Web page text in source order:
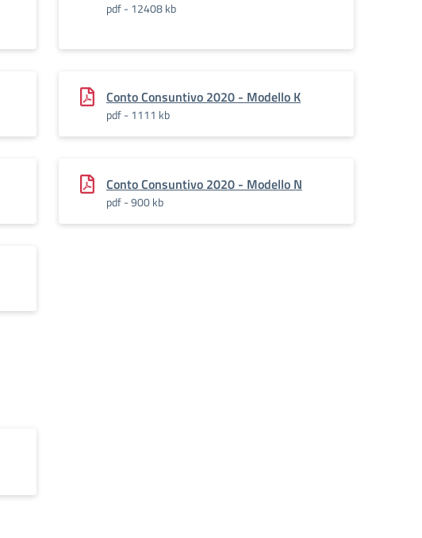
pdf - 12408 kb
Conto Consuntivo 2020 - Modello K
pdf - 1111 kb
Conto Consuntivo 2020 - Modello N
pdf - 900 kb